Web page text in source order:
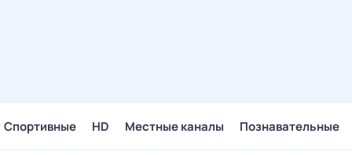
Спортивные HD Местные каналы Познавательные